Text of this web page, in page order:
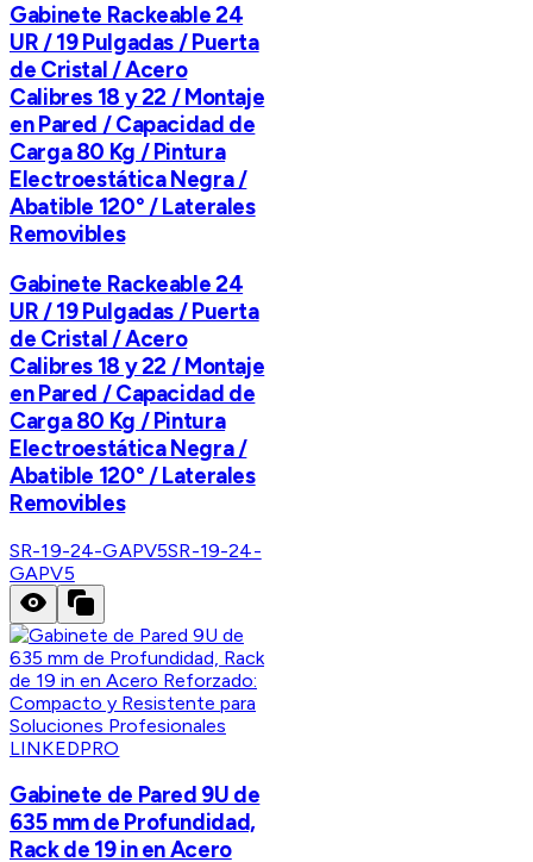
Gabinete Rackeable 24
UR / 19 Pulgadas / Puerta
de Cristal / Acero
Calibres 18 y 22 / Montaje
en Pared / Capacidad de
Carga 80 Kg / Pintura
Electroestática Negra /
Abatible 120° / Laterales
Removibles
Gabinete Rackeable 24
UR / 19 Pulgadas / Puerta
de Cristal / Acero
Calibres 18 y 22 / Montaje
en Pared / Capacidad de
Carga 80 Kg / Pintura
Electroestática Negra /
Abatible 120° / Laterales
Removibles
SR-19-24-GAPV5SR-19-24-
GAPV5
LINKEDPRO
Gabinete de Pared 9U de
635 mm de Profundidad,
Rack de 19 in en Acero